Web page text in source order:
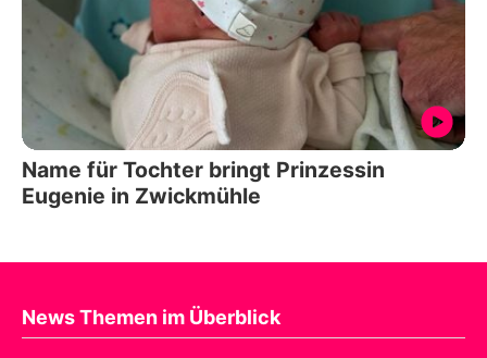
Name für Tochter bringt Prinzessin
Eugenie in Zwickmühle
News Themen im Überblick